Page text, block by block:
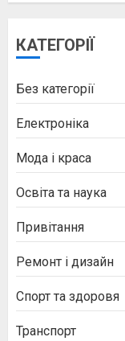
КАТЕГОРІЇ
Без категорії
Електроніка
Мода і краса
Освіта та наука
Привітання
Ремонт і дизайн
Спорт та здоровя
Транспорт